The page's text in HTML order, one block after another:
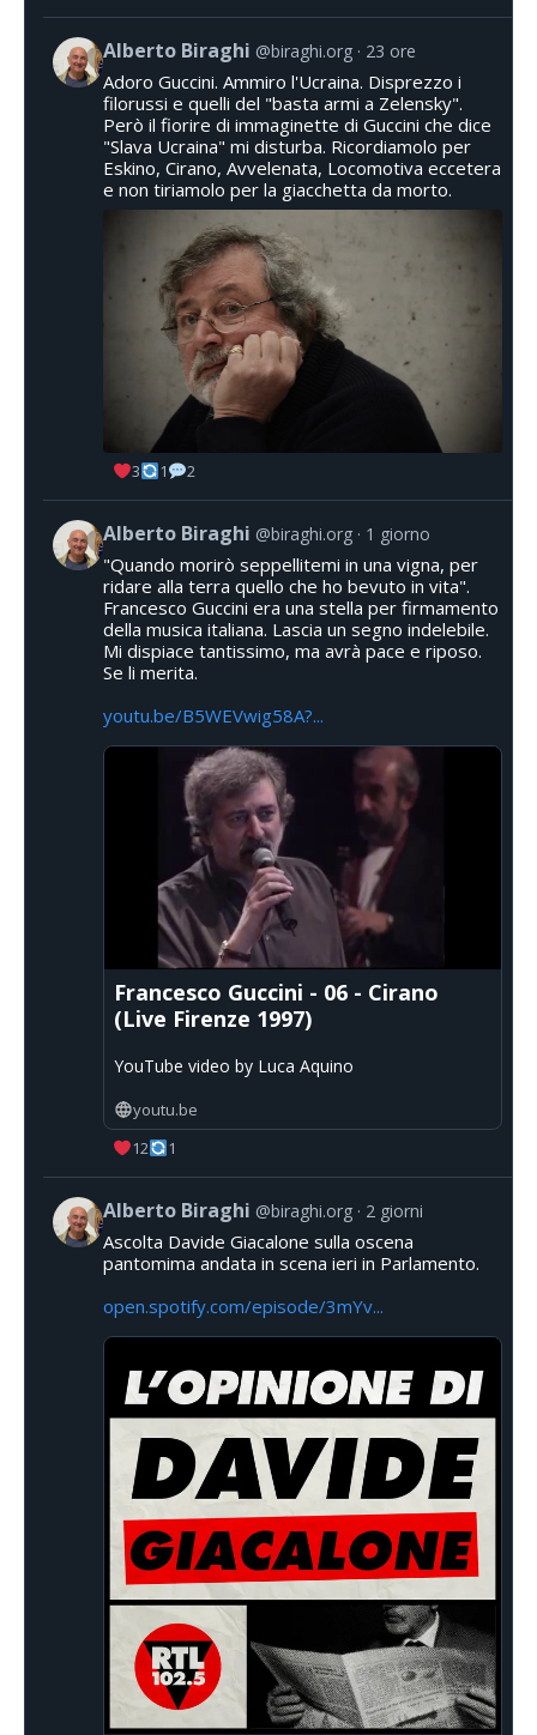
Alberto Biraghi @biraghi.org 23 ore
Adoro Guccini. Ammiro l'Ucraina. Disprezzo i
filorussi e quelli del "basta armi a Zelensky".
Però il fiorire di immaginette di Guccini che dice
"Slava Ucraina" mi disturba. Ricordiamolo per
Eskino, Cirano, Avvelenata, Locomotiva eccetera
e non tiriamolo per la giacchetta da morto.
3 1 2
Alberto Biraghi @biraghi.org 1 giorno
"Quando morirò seppellitemi in una vigna, per
ridare alla terra quello che ho bevuto in vita".
Francesco Guccini era una stella per firmamento
della musica italiana. Lascia un segno indelebile.
Mi dispiace tantissimo, ma avrà pace e riposo.
Se li merita.
youtu.be/B5WEVwig58A?...
Francesco Guccini - 06 - Cirano
(Live Firenze 1997)
YouTube video by Luca Aquino
youtu.be
12
1
Alberto Biraghi @biraghi.org 2 giorni
Ascolta Davide Giacalone sulla oscena
pantomima andata in scena ieri in Parlamento.
open.spotify.com/episode/3mYv...